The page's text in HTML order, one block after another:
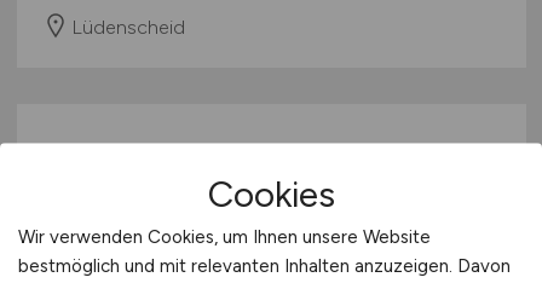
Lüdenscheid
Cookies
Wir verwenden Cookies, um Ihnen unsere Website
bestmöglich und mit relevanten Inhalten anzuzeigen. Davon